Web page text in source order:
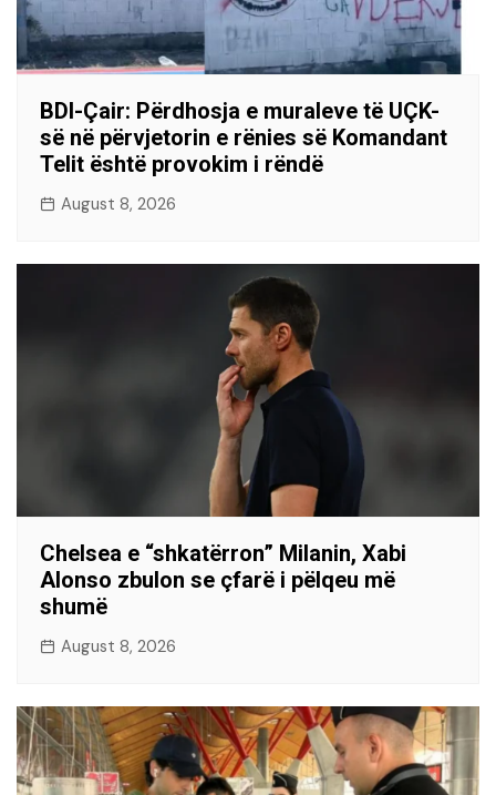
BDI-Çair: Përdhosja e muraleve të UÇK-
së në përvjetorin e rënies së Komandant
Telit është provokim i rëndë
August 8, 2026
Chelsea e “shkatërron” Milanin, Xabi
Alonso zbulon se çfarë i pëlqeu më
shumë
August 8, 2026